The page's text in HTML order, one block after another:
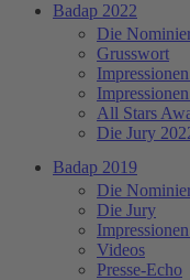
Badap 2022
Die
Grusswort
All Stars
Die Jury
Badap 2019
Die
Die Jury
Videos
Presse-Echo